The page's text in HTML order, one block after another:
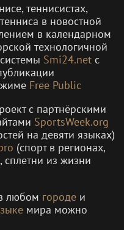
теннисистах,
в новостной
в календарном
технологичной
Smi24.net с
Free Public
с партнёрскими
SportsWeek.org
на девяти языках)
(спорт в регионах,
сплетни из жизни
любом городе и
мира можно